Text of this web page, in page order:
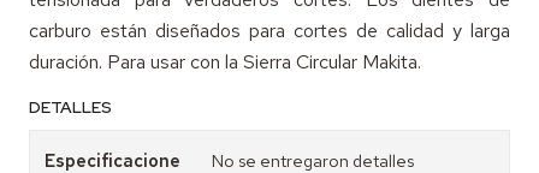
carburo están diseñados para cortes de calidad y larga
duración. Para usar con la Sierra Circular Makita.
DETALLES
Especificacione
No se entregaron detalles